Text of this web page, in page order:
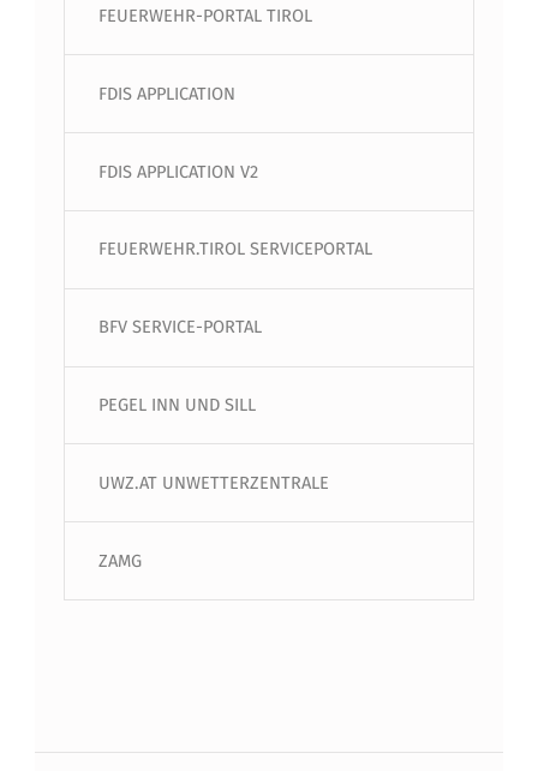
FEUERWEHR-PORTAL TIROL
FDIS APPLICATION
FDIS APPLICATION V2
FEUERWEHR.TIROL SERVICEPORTAL
BFV SERVICE-PORTAL
PEGEL INN UND SILL
UWZ.AT UNWETTERZENTRALE
ZAMG
Beitragsnavigation